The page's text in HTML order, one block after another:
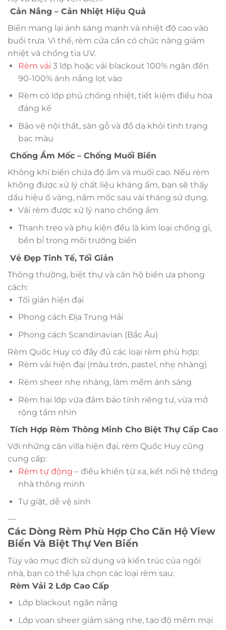
Cản Nắng – Cản Nhiệt Hiệu Quả
Biển mang lại ánh sáng mạnh và nhiệt độ cao vào
buổi trưa. Vì thế, rèm cửa cần có chức năng giảm
nhiệt và chống tia UV.
Rèm vải 3 lớp hoặc vải blackout 100% ngăn đến
90-100% ánh nắng lọt vào
Rèm có lớp phủ chống nhiệt, tiết kiệm điều hòa
đáng kể
Bảo vệ nội thất, sàn gỗ và đồ da khỏi tình trạng
bạc màu
Chống Ẩm Mốc – Chống Muối Biển
Không khí biển chứa độ ẩm và muối cao. Nếu rèm
không được xử lý chất liệu kháng ẩm, bạn sẽ thấy
dấu hiệu ố vàng, nấm mốc sau vài tháng sử dụng.
Vải rèm được xử lý nano chống ẩm
Thanh treo và phụ kiện đều là kim loại chống gỉ,
bền bỉ trong môi trường biển
Vẻ Đẹp Tinh Tế, Tối Giản
Thông thường, biệt thự và căn hộ biển ưa phong
cách:
Tối giản hiện đại
Phong cách Địa Trung Hải
Phong cách Scandinavian (Bắc Âu)
Rèm Quốc Huy có đầy đủ các loại rèm phù hợp:
Rèm vải hiện đại (màu trơn, pastel, nhẹ nhàng)
Rèm sheer nhẹ nhàng, làm mềm ánh sáng
Rèm hai lớp vừa đảm bảo tính riêng tư, vừa mở
rộng tầm nhìn
Tích Hợp Rèm Thông Minh Cho Biệt Thự Cấp Cao
Với những căn villa hiện đại, rèm Quốc Huy cũng
cung cấp:
Rèm tự động – điều khiển từ xa, kết nối hệ thống
nhà thông minh
Tự giặt, dễ vệ sinh
—
Các Dòng Rèm Phù Hợp Cho Căn Hộ View
Biển Và Biệt Thự Ven Biển
Tùy vào mục đích sử dụng và kiến trúc của ngôi
nhà, bạn có thể lựa chọn các loại rèm sau:
Rèm Vải 2 Lớp Cao Cấp
Lớp blackout ngăn nắng
Lớp voan sheer giảm sáng nhẹ, tạo độ mềm mại